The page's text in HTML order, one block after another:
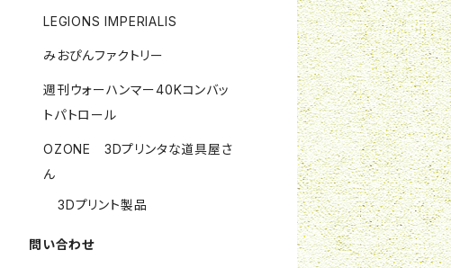
LEGIONS IMPERIALIS
みおぴんファクトリー
週刊ウォーハンマー40Kコンバッ
トパトロール
OZONE 3Dプリンタな道具屋さ
ん
3Dプリント製品
問い合わせ